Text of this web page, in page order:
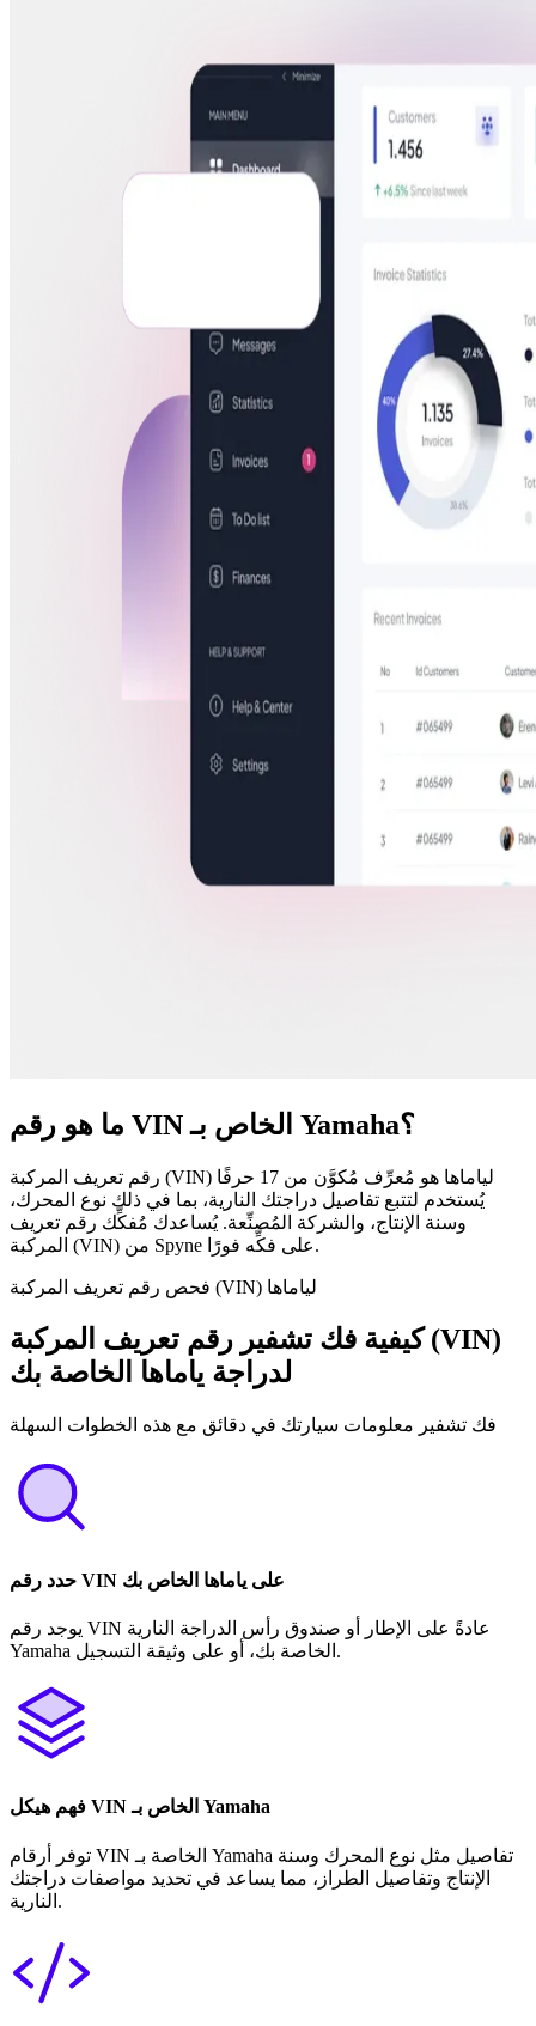
ما هو رقم VIN الخاص بـ Yamaha؟
رقم تعريف المركبة (VIN) لياماها هو مُعرِّف مُكوَّن من 17 حرفًا
يُستخدم لتتبع تفاصيل دراجتك النارية، بما في ذلك نوع المحرك،
وسنة الإنتاج، والشركة المُصنِّعة. يُساعدك مُفكِّك رقم تعريف
المركبة (VIN) من Spyne على فكِّه فورًا.
فحص رقم تعريف المركبة (VIN) لياماها
كيفية فك تشفير رقم تعريف المركبة (VIN)
لدراجة ياماها الخاصة بك
فك تشفير معلومات سيارتك في دقائق مع هذه الخطوات السهلة
حدد رقم VIN على ياماها الخاص بك
يوجد رقم VIN عادةً على الإطار أو صندوق رأس الدراجة النارية
Yamaha الخاصة بك، أو على وثيقة التسجيل.
فهم هيكل VIN الخاص بـ Yamaha
توفر أرقام VIN الخاصة بـ Yamaha تفاصيل مثل نوع المحرك وسنة
الإنتاج وتفاصيل الطراز، مما يساعد في تحديد مواصفات دراجتك
النارية.